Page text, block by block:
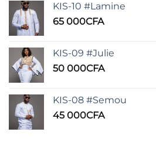
KIS-10 #Lamine
65 000CFA
KIS-09 #Julie
50 000CFA
KIS-08 #Semou
45 000CFA